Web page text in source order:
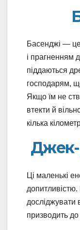
Басенджі —
і прагненням
піддаються
господарям,
Якщо їм не
втекти й
кілька
Джек-
Ці маленькі
досліджувати
призводить до